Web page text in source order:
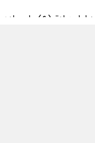
امام صادق (ع) برای